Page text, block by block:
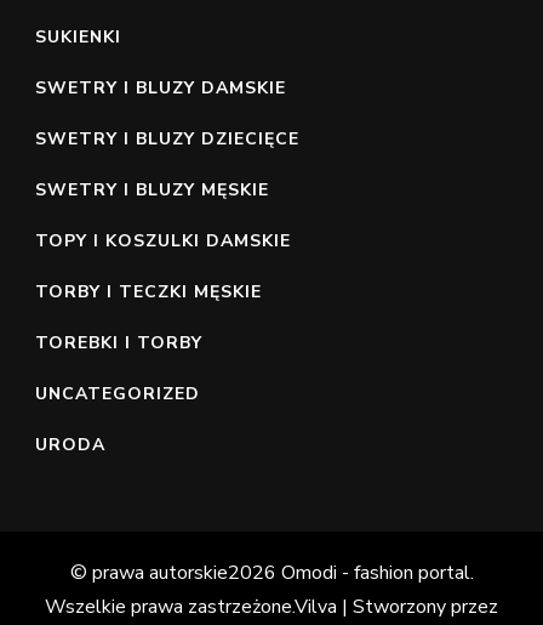
SUKIENKI
SWETRY I BLUZY DAMSKIE
SWETRY I BLUZY DZIECIĘCE
SWETRY I BLUZY MĘSKIE
TOPY I KOSZULKI DAMSKIE
TORBY I TECZKI MĘSKIE
TOREBKI I TORBY
UNCATEGORIZED
URODA
© prawa autorskie2026 Omodi - fashion portal.
Wszelkie prawa zastrzeżone.Vilva | Stworzony przez